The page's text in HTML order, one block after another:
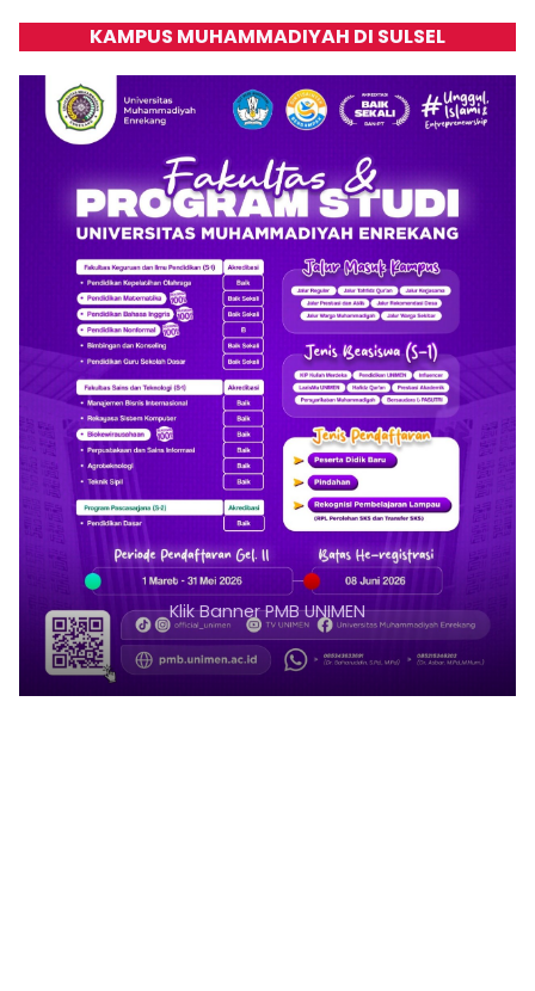
KAMPUS MUHAMMADIYAH DI SULSEL
Klik Banner PMB UNIMEN